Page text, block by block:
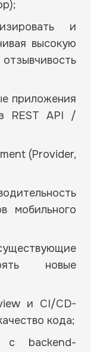
и
высокую
приложения
REST API /
(Provider,
мобильного
новые
и CI/CD-
кода;
с backend-